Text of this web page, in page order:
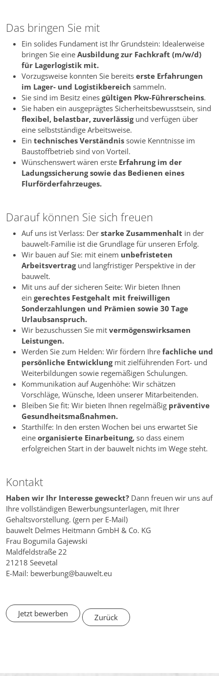
Das bringen Sie mit
Ein solides Fundament ist Ihr Grundstein: Idealerweise
bringen Sie eine Ausbildung zur Fachkraft (m/w/d)
für Lagerlogistik mit.
Vorzugsweise konnten Sie bereits erste Erfahrungen
im Lager- und Logistikbereich sammeln.
Sie sind im Besitz eines gültigen Pkw-Führerscheins.
Sie haben ein ausgeprägtes Sicherheitsbewusstsein, sind
flexibel, belastbar, zuverlässig und verfügen über
eine selbstständige Arbeitsweise.
Ein technisches Verständnis sowie Kenntnisse im
Baustoffbetrieb sind von Vorteil.
Wünschenswert wären erste Erfahrung im der
Ladungssicherung sowie das Bedienen eines
Flurförderfahrzeuges.
Darauf können Sie sich freuen
Auf uns ist Verlass: Der starke Zusammenhalt in der
bauwelt-Familie ist die Grundlage für unseren Erfolg.
Wir bauen auf Sie: mit einem unbefristeten
Arbeitsvertragund langfristiger Perspektive in der
bauwelt.
Mit uns auf der sicheren Seite: Wir bieten Ihnen
ein gerechtes Festgehalt mit freiwilligen
Sonderzahlungen und Prämien sowie 30 Tage
Urlaubsanspruch.
Wir bezuschussen Sie mit vermögenswirksamen
Leistungen.
Werden Sie zum Helden: Wir fördern Ihre fachliche und
persönliche Entwicklungmit zielführenden Fort- und
Weiterbildungen sowie regemäßigen Schulungen.
Kommunikation auf Augenhöhe: Wir schätzen
Vorschläge, Wünsche, Ideen unserer Mitarbeitenden.
Bleiben Sie fit: Wir bieten Ihnen regelmäßig präventive
Gesundheitsmaßnahmen.
Starthilfe: In den ersten Wochen bei uns erwartet Sie
eine organisierte Einarbeitung, so dass einem
erfolgreichen Start in der bauwelt nichts im Wege steht.
Kontakt
Haben wir Ihr Interesse geweckt? Dann freuen wir uns auf
Ihre vollständigen Bewerbungsunterlagen, mit Ihrer
Gehaltsvorstellung. (gern per E-Mail)
bauwelt Delmes Heitmann GmbH & Co. KG
Frau Bogumila Gajewski
Maldfeldstraße 22
21218 Seevetal
E-Mail: bewerbung@bauwelt.eu
Jetzt bewerben Zurück